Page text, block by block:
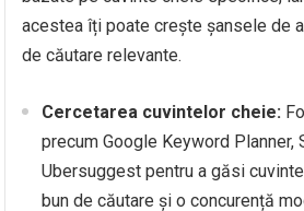
acestea îți poate crește șansele de
de căutare relevante.
Cercetarea cuvintelor cheie:
precum Google Keyword Planner,
Ubersuggest pentru a găsi
bun de căutare și o concurență